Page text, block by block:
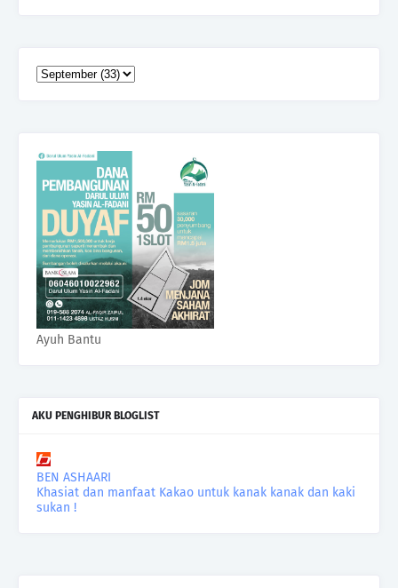
Ayuh Bantu
AKU PENGHIBUR BLOGLIST
BEN ASHAARI
Khasiat dan manfaat Kakao untuk kanak kanak dan kaki
sukan !